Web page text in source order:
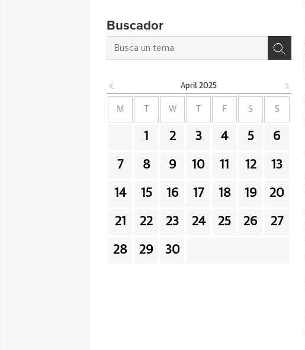
Buscador
April 2025
M W F S S
1 2 3 4 5 6
7 8 9 10 11 12 13
14 15 16 17 18 19 20
21 22 23 24 25 26 27
28 29 30